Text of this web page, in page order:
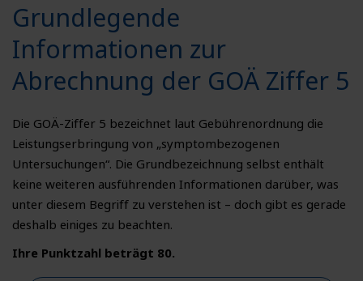
Grundlegende
Informationen zur
Abrechnung der GOÄ Ziffer 5
Die GOÄ-Ziffer 5 bezeichnet laut Gebührenordnung die
Leistungserbringung von „symptombezogenen
Untersuchungen“. Die Grundbezeichnung selbst enthält
keine weiteren ausführenden Informationen darüber, was
unter diesem Begriff zu verstehen ist – doch gibt es gerade
deshalb einiges zu beachten.
Ihre Punktzahl beträgt 80.